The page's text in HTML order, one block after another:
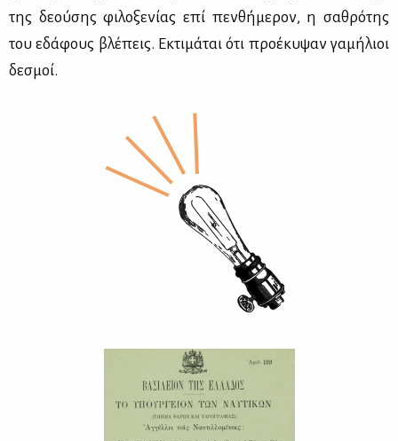
της δε­ού­σης φι­λο­ξε­νί­ας επί πεν­θή­με­ρον, η σα­θρό­της
του εδά­φους βλέ­πεις. Εκτι­μά­ται ότι προ­έ­κυ­ψαν γα­μή­λιοι
δε­σμοί.